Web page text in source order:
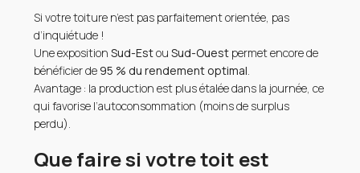
Si votre toiture n’est pas parfaitement orientée, pas
d’inquiétude !
Une expositionSud-EstouSud-Ouest permet encore de
bénéficier de 95 % du rendement optimal
Avantage : la production est plus étalée dans la journée, ce
qui favorise l’autoconsommation (moins de surplus
perdu).
Que faire si votre toit est